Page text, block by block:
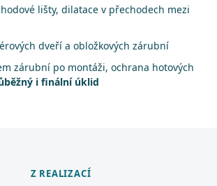
lišty, dilatace v přechodech mezi
dveří a obložkových zárubní
zárubní po montáži, ochrana hotových
i finální úklid
Z REALIZACÍ